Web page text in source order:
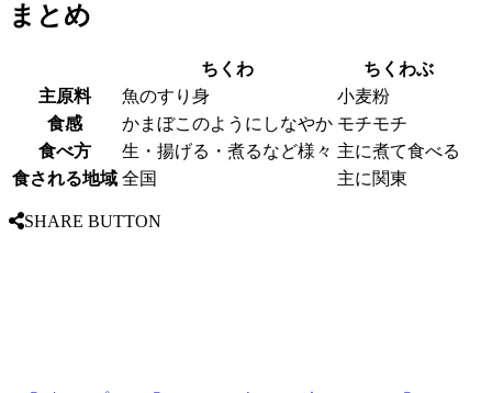
まとめ
ちくわ
ちくわぶ
主原料
魚のすり身
小麦粉
食感
かまぼこのようにしなやか モチモチ
食べ方
生・揚げる・煮るなど様々 主に煮て食べる
食される地域 全国 主に関東
SHARE BUTTON